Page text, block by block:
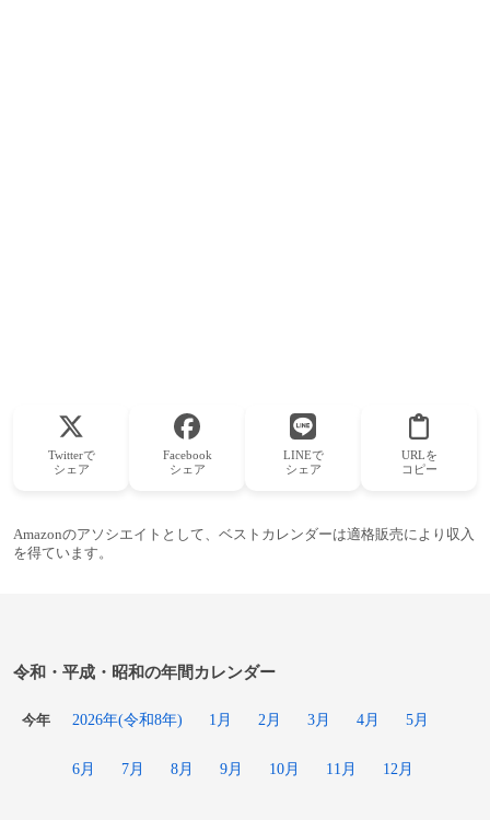
Twitterで
シェア
Facebook
シェア
LINEで
シェア
URLを
コピー
Amazonのアソシエイトとして、ベストカレンダーは適格販売により収入
を得ています。
令和・平成・昭和の年間カレンダー
今年 2026年(令和8年) 1月 2月 3月 4月 5月
6月 7月 8月 9月 10月 11月 12月